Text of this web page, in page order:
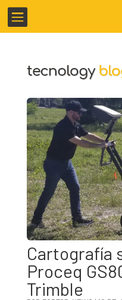

Cartografía
Proceq
Trimble